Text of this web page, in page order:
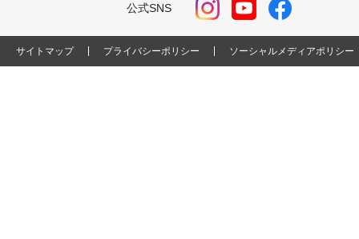
公式SNS
サイトマップ プライバシーポリシー ソーシャルメディアポリシー